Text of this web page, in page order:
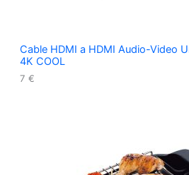
Cable HDMI a HDMI Audio-Video
4K COOL
7 €